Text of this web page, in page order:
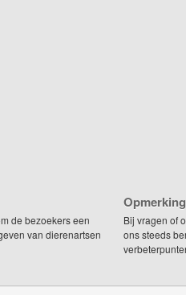
de bezoekers een
van dierenartsen
Bij vragen of
ons steeds